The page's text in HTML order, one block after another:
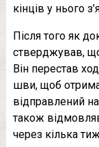
кінців у нього
Після того як
стверджував,
Він перестав
шви, щоб
відправлений
також
через кілька